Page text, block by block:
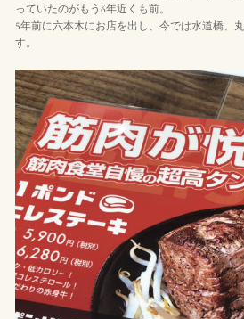
っていたのがもう6年近くも前。
5年前に六本木にお店を出し、今では水道橋、
す。